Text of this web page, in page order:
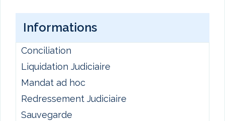
Informations
Conciliation
Liquidation Judiciaire
Mandat ad hoc
Redressement Judiciaire
Sauvegarde